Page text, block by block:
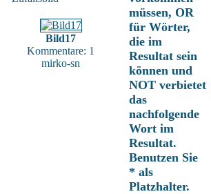
Bild17
Kommentare: 1
mirko-sn
müssen, OR
für Wörter,
die im
Resultat sein
können und
NOT verbietet
das
nachfolgende
Wort im
Resultat.
Benutzen Sie
* als
Platzhalter.